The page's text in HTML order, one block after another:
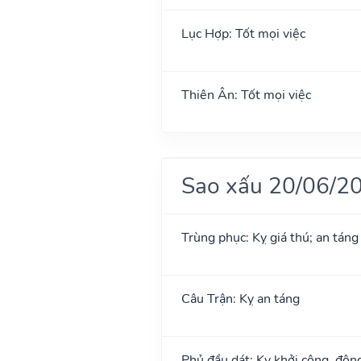
Lục Hợp: Tốt mọi việc
Thiên Ân: Tốt mọi việc
Sao xấu 20/06/
Trùng phục: Kỵ giá thú; an táng
Câu Trận: Kỵ an táng